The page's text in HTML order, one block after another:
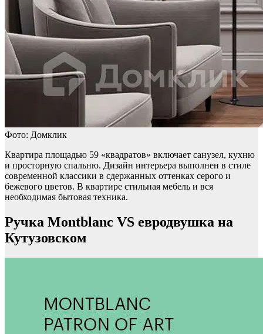
Фото: Домклик
Квартира площадью 59 «квадратов» включает санузел, кухню
и просторную спальню. Дизайн интерьера выполнен в стиле
современной классики в сдержанных оттенках серого и
бежевого цветов. В квартире стильная мебель и вся
необходимая бытовая техника.
Ручка Montblanc VS евродвушка на
Кутузовском